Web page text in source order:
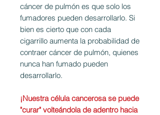
cáncer de pulmón es que solo los
fumadores pueden desarrollarlo. Si
bien es cierto que con cada
cigarrillo aumenta la probabilidad de
contraer cáncer de pulmón, quienes
nunca han fumado pueden
desarrollarlo.
¡Nuestra célula cancerosa se puede
"curar" volteándola de adentro hacia